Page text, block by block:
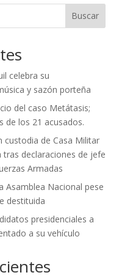
Buscar
celebra su
y sazón porteña
del caso Metátasis;
de los 21 acusados.
custodia de Casa Militar
tras declaraciones de jefe
Armadas
Asamblea Nacional pese
destituida
presidenciales a
a su vehículo